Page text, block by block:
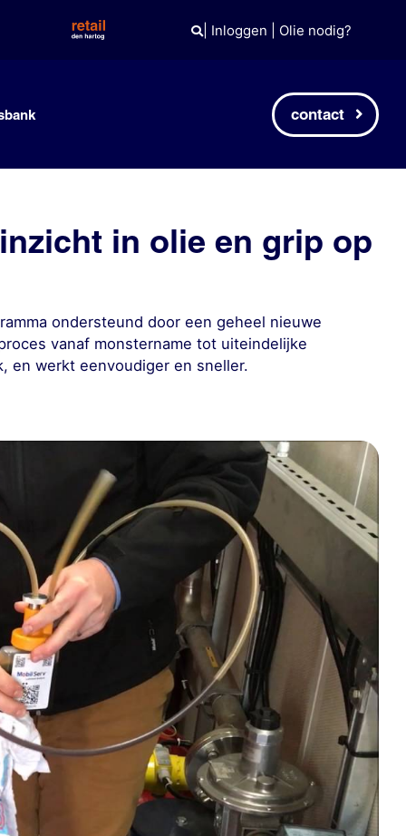
| Inloggen Olie nodig?
contact
in olie en grip op
ondersteund door een geheel nieuwe
vanaf monstername tot uiteindelijke
en werkt eenvoudiger en sneller.